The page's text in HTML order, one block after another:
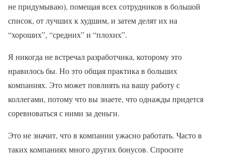
не придумываю), помещая всех сотрудников в большой
список, от лучших к худшим, и затем делят их на
“хороших”, “средних” и “плохих”.
Я никогда не встречал разработчика, которому это
нравилось бы. Но это общая практика в больших
компаниях. Это может повлиять на вашу работу с
коллегами, потому что вы знаете, что однажды придется
соревноваться с ними за деньги.
Это не значит, что в компании ужасно работать. Часто в
таких компаниях много других бонусов. Спросите